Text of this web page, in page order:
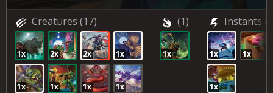
Creatures (17)
1x 2x 2x 1x
1x 1x 1x 1x
(1)
1x
Instants
1x 1x
1x